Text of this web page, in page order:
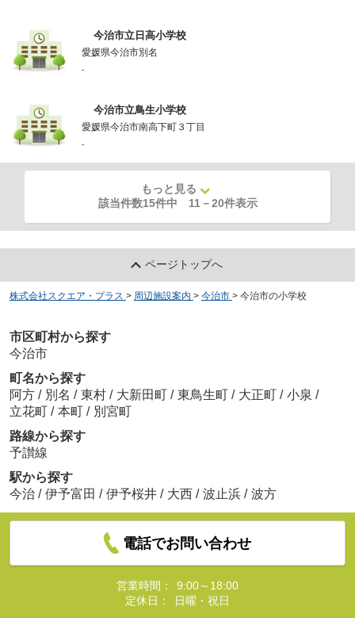
今治市立日高小学校
愛媛県今治市別名
-
今治市立鳥生小学校
愛媛県今治市南高下町３丁目
-
もっと見る
該当件数15件中 11 －20件表示
ページトップへ
株式会社スクエア・プラス > 周辺施設案内 > 今治市 > 今治市の小学校
市区町村から探す
今治市
町名から探す
阿方 / 別名 / 東村 / 大新田町 / 東鳥生町 / 大正町 / 小泉 /
立花町 / 本町 / 別宮町
路線から探す
予讃線
駅から探す
今治 / 伊予富田 / 伊予桜井 / 大西 / 波止浜 / 波方
電話でお問い合わせ
営業時間：
9:00～18:00
定休日：
日曜・祝日